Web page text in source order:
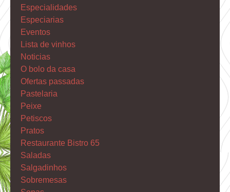
Especialidades
Especiarias
Eventos
Lista de vinhos
Noticias
O bolo da casa
Ofertas passadas
Pastelaria
Peixe
Petiscos
Pratos
Restaurante Bistro 65
Saladas
Salgadinhos
Sobremesas